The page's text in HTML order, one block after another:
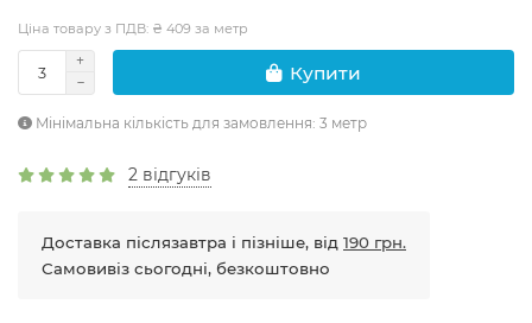
Ціна товару з ПДВ: ₴ 409 за метр
Купити
Мінімальна кількість для замовлення: 3 метр
2 відгуків
Доставка післязавтра і пізніше, від 190 грн.
Самовивіз сьогодні, безкоштовно